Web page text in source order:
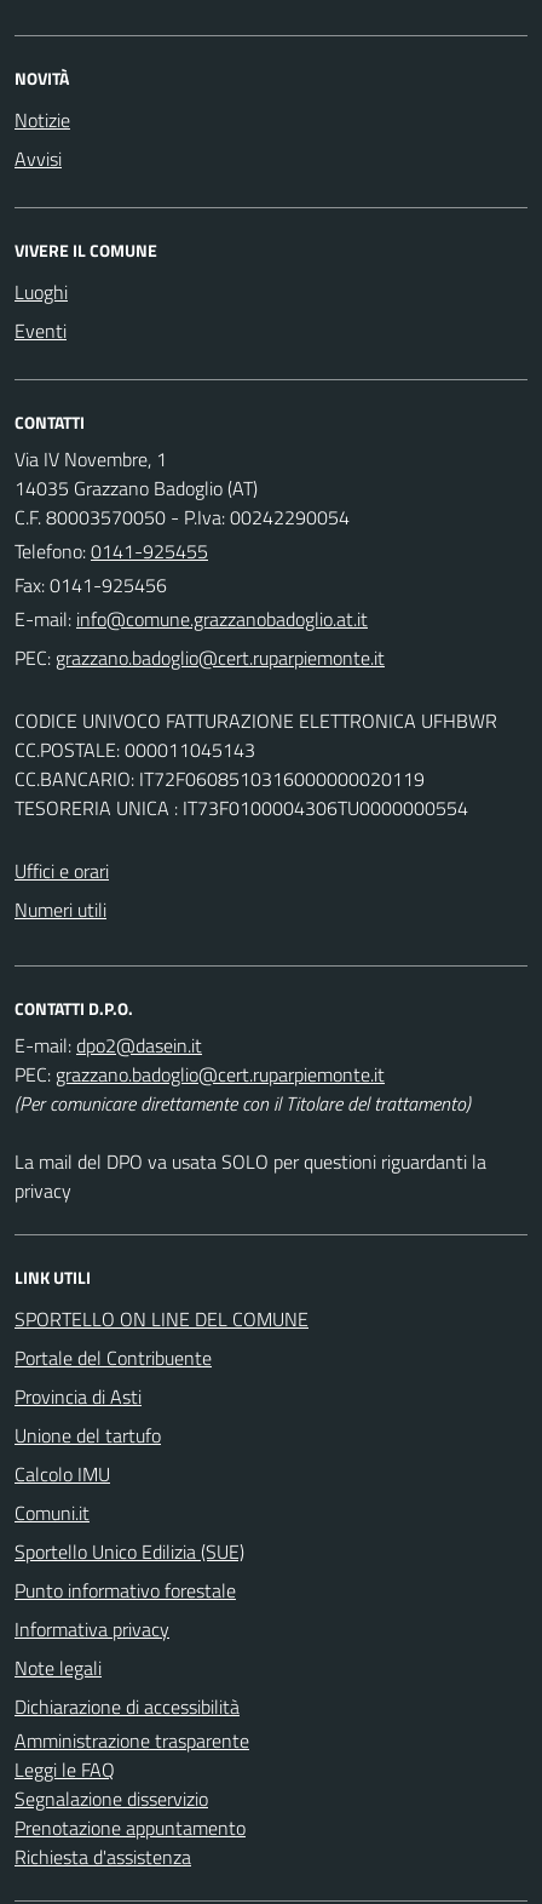
NOVITÀ
Notizie
Avvisi
VIVERE IL COMUNE
Luoghi
Eventi
CONTATTI
Via IV Novembre, 1
14035 Grazzano Badoglio (AT)
C.F. 80003570050 - P.Iva: 00242290054
Telefono:0141-925455
Fax: 0141-925456
E-mail:
PEC:
CODICE UNIVOCO FATTURAZIONE ELETTRONICA UFHBWR
CC.POSTALE: 000011045143
CC.BANCARIO: IT72F0608510316000000020119
TESORERIA UNICA : IT73F0100004306TU0000000554
Uffici e orari
Numeri utili
CONTATTI D.P.O.
E-mail:
PEC:
(Per comunicare direttamente con il Titolare del trattamento)
La mail del DPO va usata SOLO per questioni riguardanti la
privacy
LINK UTILI
SPORTELLO ON LINE DEL COMUNE
Portale del Contribuente
Provincia di Asti
Unione del tartufo
Calcolo IMU
Comuni.it
Sportello Unico Edilizia (SUE)
Punto informativo forestale
Informativa privacy
Note legali
Dichiarazione di accessibilità
Amministrazione trasparente
Leggi le FAQ
Segnalazione disservizio
Prenotazione appuntamento
Richiesta d'assistenza